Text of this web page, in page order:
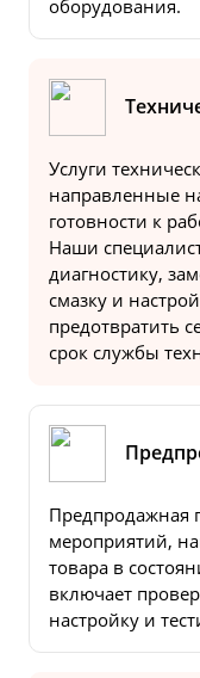
оборудования.
Услуги
направленные
готовности к
Наши
диагностику,
смазку и
предотвратить
срок службы
Предпродажная
мероприятий,
товара в
включает
настройку и